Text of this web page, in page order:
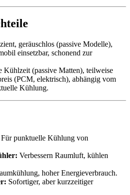
geräuschlos (passive Modelle),
einsetzbar, schonend zur
Kühlzeit (passive Matten), teilweise
(PCM, elektrisch), abhängig vom
Kühlung.
Für punktuelle Kühlung von
Verbessern Raumluft, kühlen
hoher Energieverbrauch.
Sofortiger, aber kurzzeitiger